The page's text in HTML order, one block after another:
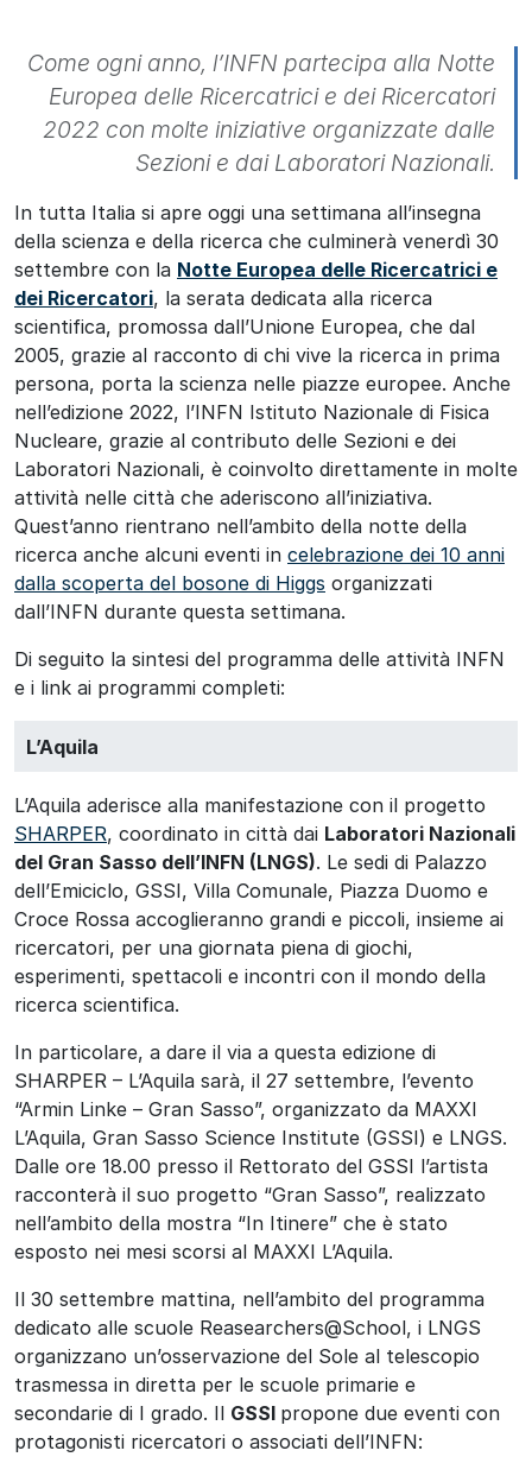
Come ogni anno, l’INFN partecipa alla Notte
Europea delle Ricercatrici e dei Ricercatori
2022 con molte iniziative organizzate dalle
Sezioni e dai Laboratori Nazionali.
In tutta Italia si apre oggi una settimana all’insegna
della scienza e della ricerca che culminerà venerdì 30
settembre con la Notte Europea delle Ricercatrici e
dei Ricercatori, la serata dedicata alla ricerca
scientifica, promossa dall’Unione Europea, che dal
2005, grazie al racconto di chi vive la ricerca in prima
persona, porta la scienza nelle piazze europee. Anche
nell’edizione 2022, l’INFN Istituto Nazionale di Fisica
Nucleare, grazie al contributo delle Sezioni e dei
Laboratori Nazionali, è coinvolto direttamente in molte
attività nelle città che aderiscono all’iniziativa.
Quest’anno rientrano nell’ambito della notte della
ricerca anche alcuni eventi in celebrazione dei 10 anni
dalla scoperta del bosone di Higgs organizzati
dall’INFN durante questa settimana.
Di seguito la sintesi del programma delle attività INFN
e i link ai programmi completi:
L’Aquila
L’Aquila aderisce alla manifestazione con il progetto
SHARPER, coordinato in città dai Laboratori Nazionali
del Gran Sasso dell’INFN (LNGS). Le sedi di Palazzo
dell’Emiciclo, GSSI, Villa Comunale, Piazza Duomo e
Croce Rossa accoglieranno grandi e piccoli, insieme ai
ricercatori, per una giornata piena di giochi,
esperimenti, spettacoli e incontri con il mondo della
ricerca scientifica.
In particolare, a dare il via a questa edizione di
SHARPER – L’Aquila sarà, il 27 settembre, l’evento
“Armin Linke – Gran Sasso”, organizzato da MAXXI
L’Aquila, Gran Sasso Science Institute (GSSI) e LNGS.
Dalle ore 18.00 presso il Rettorato del GSSI l’artista
racconterà il suo progetto “Gran Sasso”, realizzato
nell’ambito della mostra “In Itinere” che è stato
esposto nei mesi scorsi al MAXXI L’Aquila.
Il 30 settembre mattina, nell’ambito del programma
dedicato alle scuole Reasearchers@School, i LNGS
organizzano un’osservazione del Sole al telescopio
trasmessa in diretta per le scuole primarie e
secondarie di I grado. Il GSSI propone due eventi con
protagonisti ricercatori o associati dell’INFN: